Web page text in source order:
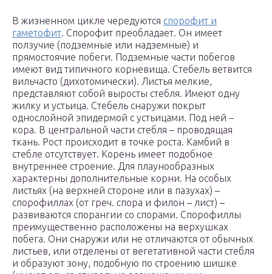
В жизненном цикле чередуются спорофит и
гаметофит. Спорофит преобладает. Он имеет
ползучие (подземные или надземные) и
прямостоячие побеги. Подземные части побегов
имеют вид типичного корневища. Стебель ветвится
вильчасто (дихотомически). Листья мелкие,
представляют собой выросты стебля. Имеют одну
жилку и устьица. Стебель снаружи покрыт
однослойной эпидермой с устьицами. Под ней –
кора. В центральной части стебля – проводящая
ткань. Рост происходит в точке роста. Камбий в
стебле отсутствует. Корень имеет подобное
внутреннее строение. Для плаунообразных
характерны дополнительные корни. На особых
листьях (на верхней стороне или в пазухах) –
спорофиллах (от греч. спора и филон – лист) –
развиваются спорангии со спорами. Спорофиллы
преимущественно расположены на верхушках
побега. Они снаружи или не отличаются от обычных
листьев, или отделены от вегетативной части стебля
и образуют зону, подобную по строению шишке